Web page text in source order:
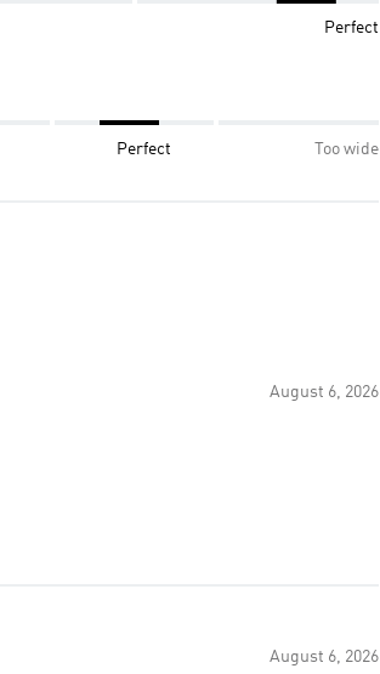
Perfect
Perfect Too wide
August 6, 2026
August 6, 2026